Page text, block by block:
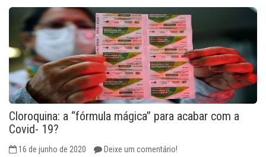
Cloroquina: a “fórmula mágica” para acabar com a
Covid- 19?
16 de junho de 2020 Deixe um comentário!